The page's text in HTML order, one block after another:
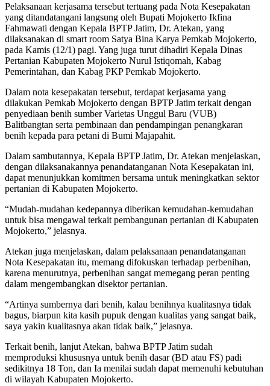
Pelaksanaan kerjasama tersebut tertuang pada Nota Kesepakatan
yang ditandatangani langsung oleh Bupati Mojokerto Ikfina
Fahmawati dengan Kepala BPTP Jatim, Dr. Atekan, yang
dilaksanakan di smart room Satya Bina Karya Pemkab Mojokerto,
pada Kamis (12/1) pagi. Yang juga turut dihadiri Kepala Dinas
Pertanian Kabupaten Mojokerto Nurul Istiqomah, Kabag
Pemerintahan, dan Kabag PKP Pemkab Mojokerto.
Dalam nota kesepakatan tersebut, terdapat kerjasama yang
dilakukan Pemkab Mojokerto dengan BPTP Jatim terkait dengan
penyediaan benih sumber Varietas Unggul Baru (VUB)
Balitbangtan serta pembinaan dan pendampingan penangkaran
benih kepada para petani di Bumi Majapahit.
Dalam sambutannya, Kepala BPTP Jatim, Dr. Atekan menjelaskan,
dengan dilaksanakannya penandatanganan Nota Kesepakatan ini,
dapat menunjukkan komitmen bersama untuk meningkatkan sektor
pertanian di Kabupaten Mojokerto.
“Mudah-mudahan kedepannya diberikan kemudahan-kemudahan
untuk bisa mengawal terkait pembangunan pertanian di Kabupaten
Mojokerto,” jelasnya.
Atekan juga menjelaskan, dalam pelaksanaan penandatanganan
Nota Kesepakatan itu, memang difokuskan terhadap perbenihan,
karena menurutnya, perbenihan sangat memegang peran penting
dalam mengembangkan disektor pertanian.
“Artinya sumbernya dari benih, kalau benihnya kualitasnya tidak
bagus, biarpun kita kasih pupuk dengan kualitas yang sangat baik,
saya yakin kualitasnya akan tidak baik,” jelasnya.
Terkait benih, lanjut Atekan, bahwa BPTP Jatim sudah
memproduksi khususnya untuk benih dasar (BD atau FS) padi
sedikitnya 18 Ton, dan Ia menilai sudah dapat memenuhi kebutuhan
di wilayah Kabupaten Mojokerto.